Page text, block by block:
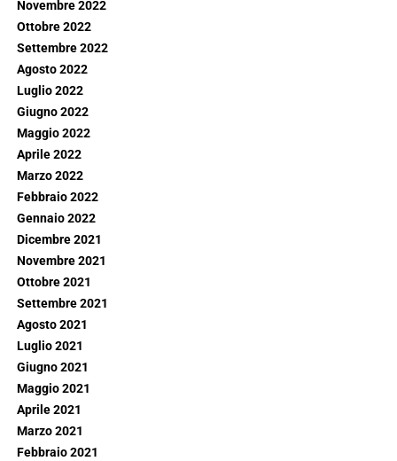
Novembre 2022
Ottobre 2022
Settembre 2022
Agosto 2022
Luglio 2022
Giugno 2022
Maggio 2022
Aprile 2022
Marzo 2022
Febbraio 2022
Gennaio 2022
Dicembre 2021
Novembre 2021
Ottobre 2021
Settembre 2021
Agosto 2021
Luglio 2021
Giugno 2021
Maggio 2021
Aprile 2021
Marzo 2021
Febbraio 2021